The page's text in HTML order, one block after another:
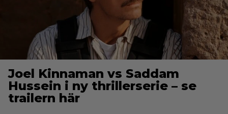
Joel Kinnaman vs Saddam
Hussein i ny thrillerserie – se
trailern här